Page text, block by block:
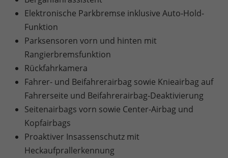
Elektronische Parkbremse inklusive Auto-Hold-
Funktion
Parksensoren vorn und hinten mit
Rangierbremsfunktion
Rückfahrkamera
Fahrer- und Beifahrerairbag sowie Knieairbag auf
Fahrerseite und Beifahrerairbag-Deaktivierung
Seitenairbags vorn sowie Center-Airbag und
Kopfairbags
Proaktiver Insassenschutz mit
Heckaufprallerkennung